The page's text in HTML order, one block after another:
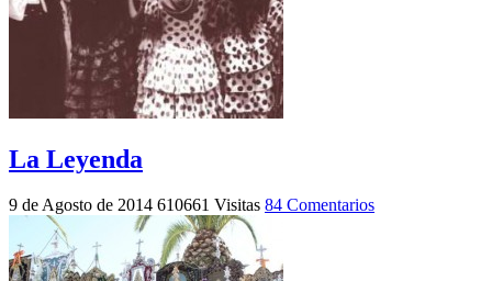
La Leyenda
9 de Agosto de 2014 610661 Visitas 84 Comentarios